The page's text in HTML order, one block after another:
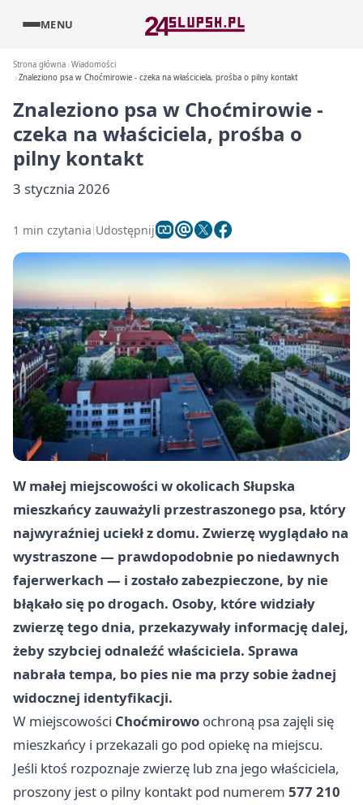
MENU
Strona główna Wiadomości
Znaleziono psa w Choćmirowie - czeka na właściciela, prośba o pilny kontakt
Znaleziono psa w Choćmirowie -
czeka na właściciela, prośba o
pilny kontakt
3 stycznia 2026
1 min czytania Udostępnij
W małej miejscowości w okolicach Słupska
mieszkańcy zauważyli przestraszonego psa, który
najwyraźniej uciekł z domu. Zwierzę wyglądało na
wystraszone — prawdopodobnie po niedawnych
fajerwerkach — i zostało zabezpieczone, by nie
błąkało się po drogach. Osoby, które widziały
zwierzę tego dnia, przekazywały informację dalej,
żeby szybciej odnaleźć właściciela. Sprawa
nabrała tempa, bo pies nie ma przy sobie żadnej
widocznej identyfikacji.
W miejscowości Choćmirowo ochroną psa zajęli się
mieszkańcy i przekazali go pod opiekę na miejscu.
Jeśli ktoś rozpoznaje zwierzę lub zna jego właściciela,
proszony jest o pilny kontakt pod numerem 577 210